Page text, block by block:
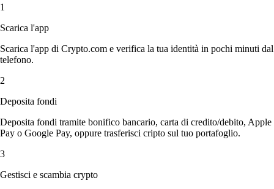
1
Scarica l'app
Scarica l'app di Crypto.com e verifica la tua identità in pochi minuti dal
telefono.
2
Deposita fondi
Deposita fondi tramite bonifico bancario, carta di credito/debito, Apple
Pay o Google Pay, oppure trasferisci cripto sul tuo portafoglio.
3
Gestisci e scambia crypto